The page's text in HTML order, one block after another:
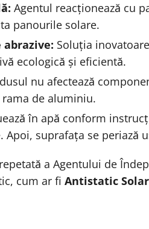
Agentul reacționează cu
panourile solare.
Soluția
ecologică și eficientă.
nu afectează
rama de aluminiu.
în apă conform
Apoi, suprafața se periază
a Agentului de
cum ar fi Antistatic